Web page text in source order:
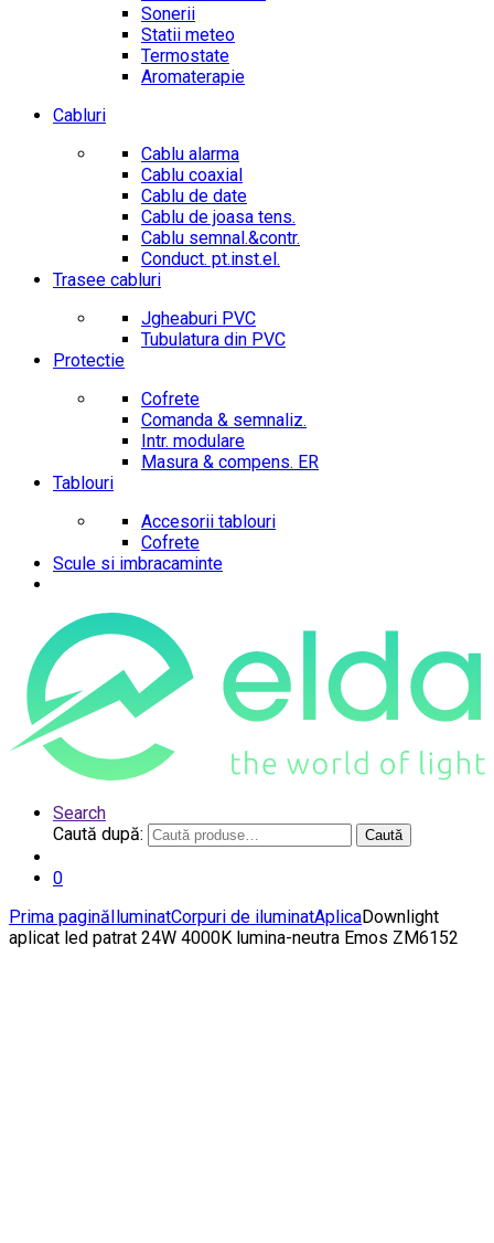
Sonerii
Statii meteo
Termostate
Aromaterapie
Cabluri
Cablu alarma
Cablu coaxial
Cablu de date
Cablu de joasa tens.
Cablu semnal.&contr.
Conduct. pt.inst.el.
Trasee cabluri
Jgheaburi PVC
Tubulatura din PVC
Protectie
Cofrete
Comanda & semnaliz.
Intr. modulare
Masura & compens. ER
Tablouri
Accesorii tablouri
Cofrete
Scule si imbracaminte
Search
Caută după:
Caută
0
Prima paginăIluminatCorpuri de iluminatAplicaDownlight
aplicat led patrat 24W 4000K lumina-neutra Emos ZM6152